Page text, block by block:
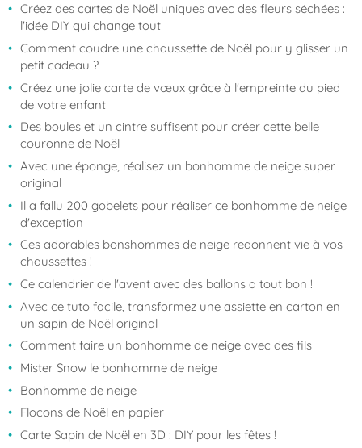
Créez des cartes de Noël uniques avec des fleurs séchées :
l'idée DIY qui change tout
Comment coudre une chaussette de Noël pour y glisser un
petit cadeau ?
Créez une jolie carte de vœux grâce à l'empreinte du pied
de votre enfant
Des boules et un cintre suffisent pour créer cette belle
couronne de Noël
Avec une éponge, réalisez un bonhomme de neige super
original
Il a fallu 200 gobelets pour réaliser ce bonhomme de neige
d'exception
Ces adorables bonshommes de neige redonnent vie à vos
chaussettes !
Ce calendrier de l'avent avec des ballons a tout bon !
Avec ce tuto facile, transformez une assiette en carton en
un sapin de Noël original
Comment faire un bonhomme de neige avec des fils
Mister Snow le bonhomme de neige
Bonhomme de neige
Flocons de Noël en papier
Carte Sapin de Noël en 3D : DIY pour les fêtes !